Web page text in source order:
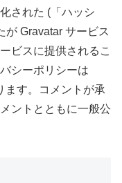
された (「ハッシ
が Gravatar サービス
ビスに提供されるこ
シーポリシーは
ます。コメントが承
ントとともに一般公